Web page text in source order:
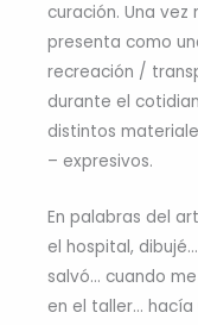
curación. Una
presenta como
recreación /
durante el
distintos
– expresivos.
En palabras del
el hospital,
salvó… cuando
en el taller…